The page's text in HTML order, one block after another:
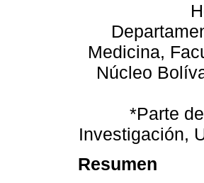
Medicina,
Núcleo
*Parte
Investigación,
Resumen